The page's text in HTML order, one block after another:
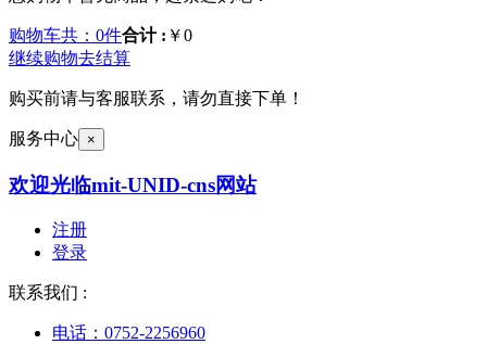
购物车共：0件合计 : ￥0
继续购物去结算
购买前请与客服联系，请勿直接下单！
服务中心 ×
欢迎光临mit-UNID-cns网站
注册
登录
联系我们 :
电话：0752-2256960